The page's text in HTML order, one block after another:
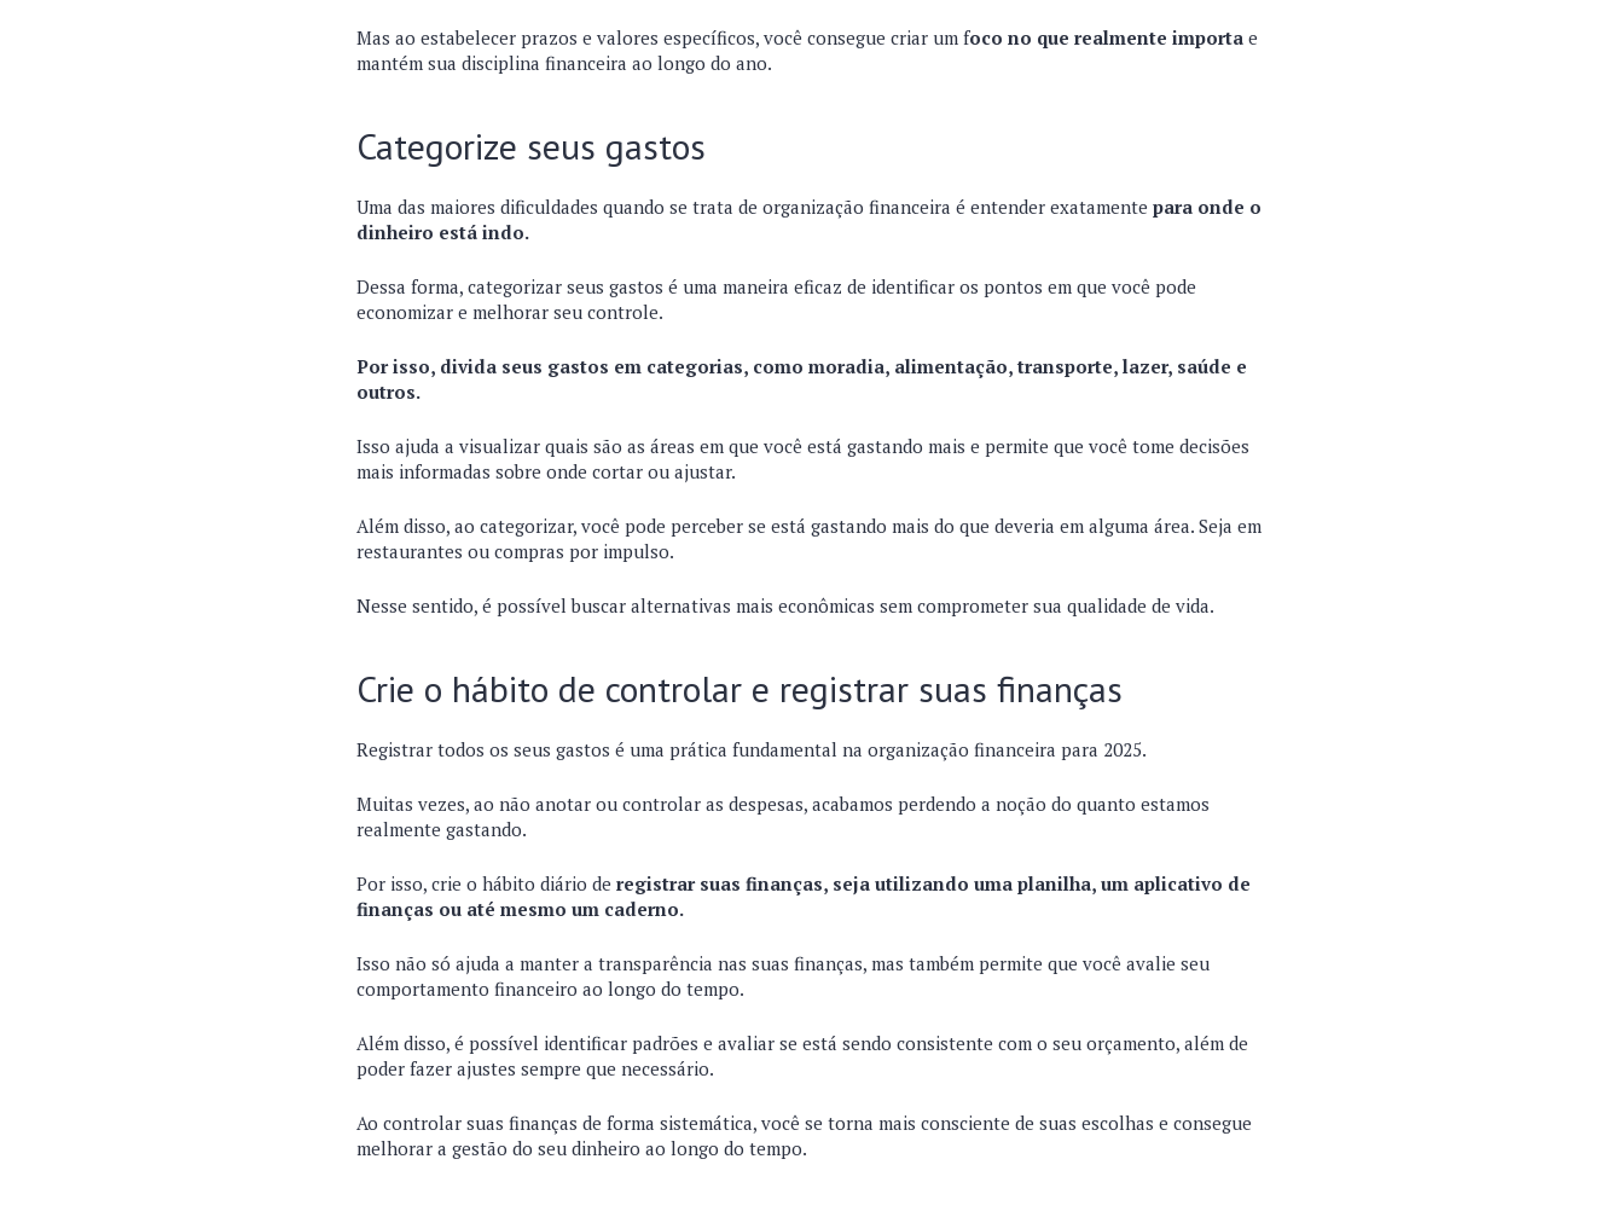
Mas ao estabelecer prazos e valores específicos, você consegue criar um foco no que realmente importa e
mantém sua disciplina financeira ao longo do ano.
Categorize seus gastos
Uma das maiores dificuldades quando se trata de organização financeira é entender exatamente para onde o
dinheiro está indo.
Dessa forma, categorizar seus gastos é uma maneira eficaz de identificar os pontos em que você pode
economizar e melhorar seu controle.
Por isso, divida seus gastos em categorias, como moradia, alimentação, transporte, lazer, saúde e
outros.
Isso ajuda a visualizar quais são as áreas em que você está gastando mais e permite que você tome decisões
mais informadas sobre onde cortar ou ajustar.
Além disso, ao categorizar, você pode perceber se está gastando mais do que deveria em alguma área. Seja em
restaurantes ou compras por impulso.
Nesse sentido, é possível buscar alternativas mais econômicas sem comprometer sua qualidade de vida.
Crie o hábito de controlar e registrar suas finanças
Registrar todos os seus gastos é uma prática fundamental na organização financeira para 2025.
Muitas vezes, ao não anotar ou controlar as despesas, acabamos perdendo a noção do quanto estamos
realmente gastando.
Por isso, crie o hábito diário de registrar suas finanças, seja utilizando uma planilha, um aplicativo de
finanças ou até mesmo um caderno.
Isso não só ajuda a manter a transparência nas suas finanças, mas também permite que você avalie seu
comportamento financeiro ao longo do tempo.
Além disso, é possível identificar padrões e avaliar se está sendo consistente com o seu orçamento, além de
poder fazer ajustes sempre que necessário.
Ao controlar suas finanças de forma sistemática, você se torna mais consciente de suas escolhas e consegue
melhorar a gestão do seu dinheiro ao longo do tempo.